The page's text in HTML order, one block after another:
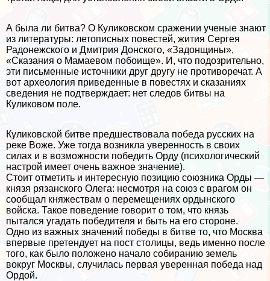
А была ли битва? О Куликовском сражении ученые знают
из литературы: летописных повестей, жития Сергея
Радонежского и Дмитрия Донского, «Задонщины»,
«Сказания о Мамаевом побоище». И, что подозрительно,
эти письменные источники друг другу не противоречат. А
вот археология приведенные в повестях и сказаниях
сведения не подтверждает: нет следов битвы на
Куликовом поле.
Куликовской битве предшествовала победа русских на
реке Воже. Уже тогда возникла уверенность в своих
силах и в возможности победить Орду (психологический
настрой имеет очень важное значение).
Стоит отметить и интересную позицию союзника Орды —
князя рязанского Олега: несмотря на союз с врагом он
сообщал княжествам о перемещениях ордынского
войска. Такое поведение говорит о том, что князь
пытался угадать победителя и быть на его стороне.
Одно из важных значений победы в битве то, что Москва
впервые претендует на пост столицы, ведь именно после
того, как было положено начало собиранию земель
вокруг Москвы, случилась первая уверенная победа над
Ордой.